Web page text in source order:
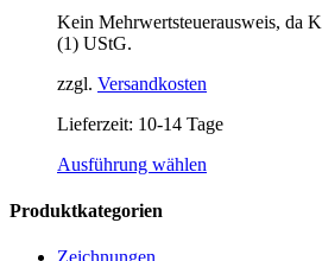
Produktseite
Kein Mehrwertsteuerausweis, da
(1) UStG.
zzgl. Versandkosten
Lieferzeit: 10-14 Tage
Ausführung wählen
Produktkategorien
Zeichnungen